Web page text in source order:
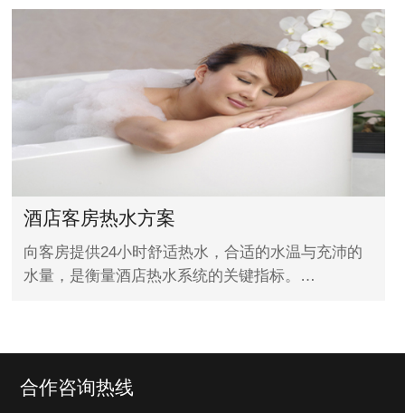
酒店客房热水方案
向客房提供24小时舒适热水，合适的水温与充沛的
水量，是衡量酒店热水系统的关键指标。…
合作咨询热线